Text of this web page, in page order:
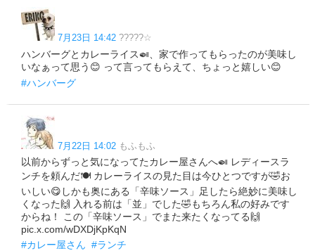
7月23日 14:42 ?????☆
ハンバーグとカレーライス🍛、家で作ってもらったのが美味し
いなぁって思う😊 って言ってもらえて、ちょっと嬉しい😊
#ハンバーグ
7月22日 14:02 もふもふ
以前からずっと気になってたカレー屋さんへ🍛 レディースラ
ンチを頼んだ🍽️ カレーライスの見た目は今ひとつですが🤣お
いしい😋しかも奥にある「辛味ソース」足したら絶妙に美味し
くなった🙌 入れる前は「並」でした🤣もちろん私の好みです
からね！ この「辛味ソース」でまた来たくなってる🙌
pic.x.com/wDXDjKpKqN
#カレー屋さん #ランチ